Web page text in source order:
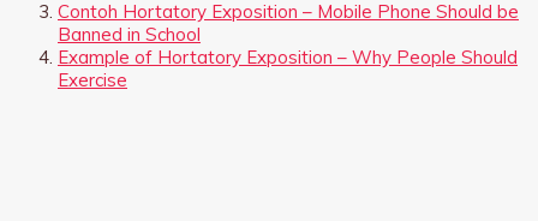
Contoh Hortatory Exposition – Mobile Phone Should be
Banned in School
Example of Hortatory Exposition – Why People Should
Exercise